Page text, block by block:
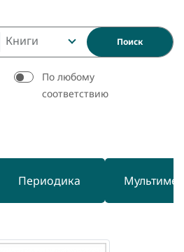
Книги Поиск
По любому
соответствию
Периодика